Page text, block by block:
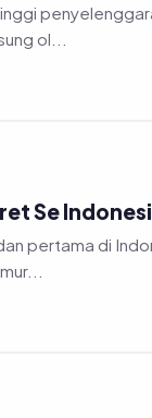
ol...
Se
pertama di